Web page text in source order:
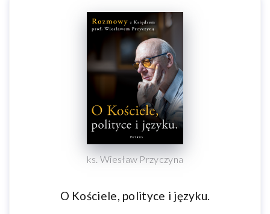
ks. Wiesław Przyczyna
O Kościele, polityce i języku.